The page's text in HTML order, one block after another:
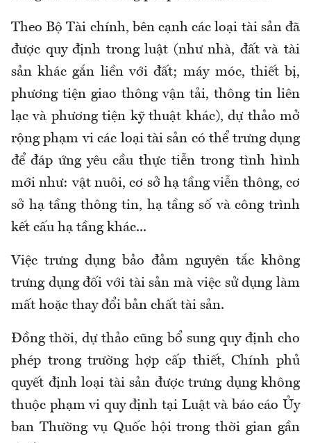
Theo Bộ Tài chính, bên cạnh các loại tài sản đã
được quy định trong luật (như nhà, đất và tài
sản khác gắn liền với đất; máy móc, thiết bị,
phương tiện giao thông vận tải, thông tin liên
lạc và phương tiện kỹ thuật khác), dự thảo mở
rộng phạm vi các loại tài sản có thể trưng dụng
để đáp ứng yêu cầu thực tiễn trong tình hình
mới như: vật nuôi, cơ sở hạ tầng viễn thông, cơ
sở hạ tầng thông tin, hạ tầng số và công trình
kết cấu hạ tầng khác...
Việc trưng dụng bảo đảm nguyên tắc không
trưng dụng đối với tài sản mà việc sử dụng làm
mất hoặc thay đổi bản chất tài sản.
Đồng thời, dự thảo cũng bổ sung quy định cho
phép trong trường hợp cấp thiết, Chính phủ
quyết định loại tài sản được trưng dụng không
thuộc phạm vi quy định tại Luật và báo cáo Ủy
ban Thường vụ Quốc hội trong thời gian gần